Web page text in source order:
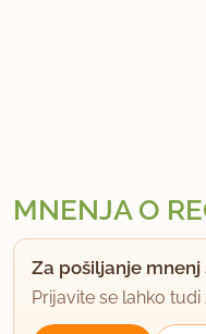
MNENJA O
Za pošiljanje
Prijavite se lahko